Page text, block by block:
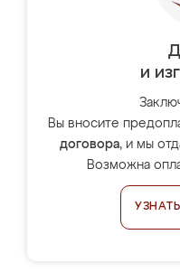
и
Вы вносите
договора, и мы
Возможна